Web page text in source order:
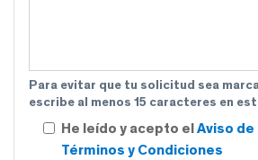
Para evitar que tu solicitud sea
escribe al menos 15 caracteres en
He leído y acepto elAviso
Términos y Condiciones